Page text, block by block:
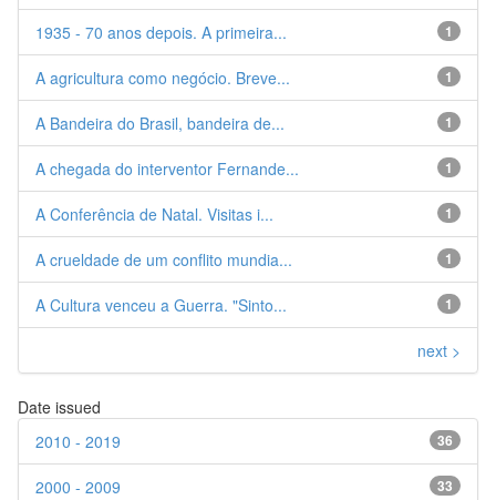
1
1935 - 70 anos depois. A primeira...
1
A agricultura como negócio. Breve...
1
A Bandeira do Brasil, bandeira de...
1
A chegada do interventor Fernande...
1
A Conferência de Natal. Visitas i...
1
A crueldade de um conflito mundia...
1
A Cultura venceu a Guerra. "Sinto...
next >
Date issued
36
2010 - 2019
33
2000 - 2009